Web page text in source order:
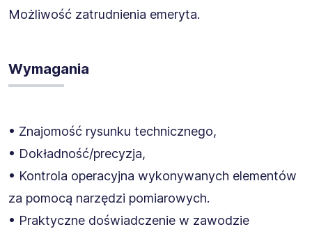
Możliwość zatrudnienia emeryta.
Wymagania
• Znajomość rysunku technicznego,
• Dokładność/precyzja,
• Kontrola operacyjna wykonywanych elementów
za pomocą narzędzi pomiarowych.
• Praktyczne doświadczenie w zawodzie